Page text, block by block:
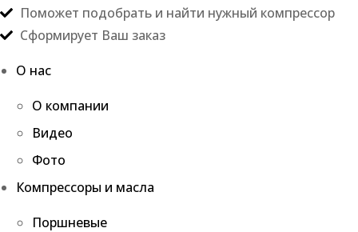
Поможет подобрать и найти нужный компрессор
Сформирует Ваш заказ
О нас
О компании
Видео
Фото
Компрессоры и масла
Поршневые